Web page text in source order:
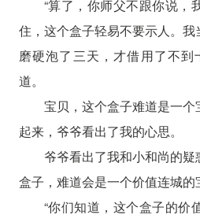
“算了，你师父不跟你说，
住，这个盒子轻易不要示人。
磨硬泡了三天，才借用了不到
道。
宝贝，这个盒子难道是一
起来，爷爷看出了我的心思。
爷爷看出了我和小和尚的
盒子，难道会是一个价值连城的
“你们知道，这个盒子的价